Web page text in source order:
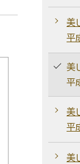
美
平
美
平
美
平
美